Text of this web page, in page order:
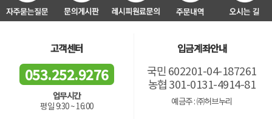
고객센터
053.252.9276
업무시간
평일 9:30 ~ 16:00
입금계좌안내
국민 602201-04-187261
농협 301-0131-4914-81
예금주 : ㈜허브누리